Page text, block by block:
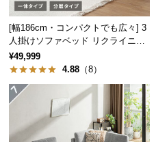
情
報
[幅186cm・コンパクトでも広々] 3
人掛けソファベッド リクライニン
グ 天然木フレーム 北欧
¥49,999
4.88 （8）